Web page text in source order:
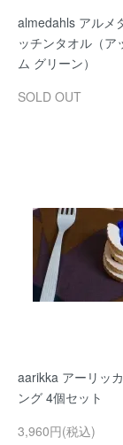
almedahls アルメ
ッチンタオル（ア
ム グリーン）
SOLD OUT
aarikka アーリッ
ング 4個セット
3,960円(税込)